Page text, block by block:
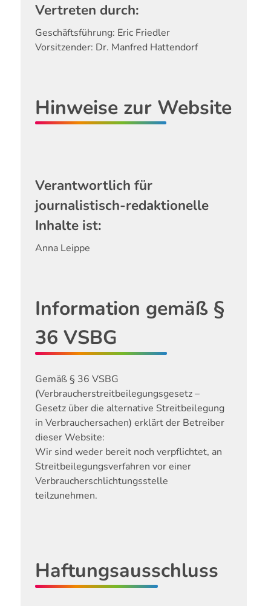
Vertreten durch:
Geschäftsführung: Eric Friedler
Vorsitzender: Dr. Manfred Hattendorf
Hinweise zur Website
Verantwortlich für
journalistisch-redaktionelle
Inhalte ist:
Anna Leippe
Information gemäß §
36 VSBG
Gemäß § 36 VSBG
(Verbraucherstreitbeilegungsgesetz –
Gesetz über die alternative Streitbeilegung
in Verbrauchersachen) erklärt der Betreiber
dieser Website:
Wir sind weder bereit noch verpflichtet, an
Streitbeilegungsverfahren vor einer
Verbraucherschlichtungsstelle
teilzunehmen.
Haftungsausschluss